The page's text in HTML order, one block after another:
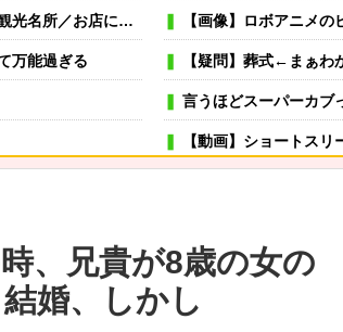
に対する海外の反応
万能過ぎる
クニックはこちらです…
倫！？
【画像】ロボアニメ
【疑問】葬式←まぁ
言うほどスーパーカブ
【動画】ショートスリーパ
薬剤師「なんでジェネ
虐待されて育った私にウトメ「子供を産ん
、兄貴が8歳の女の
婚、しかし